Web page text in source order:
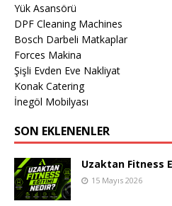
Yük Asansörü
DPF Cleaning Machines
Bosch Darbeli Matkaplar
Forces Makina
Şişli Evden Eve Nakliyat
Konak Catering
İnegöl Mobilyası
SON EKLENENLER
Uzaktan Fitness
15 Mayıs 2026